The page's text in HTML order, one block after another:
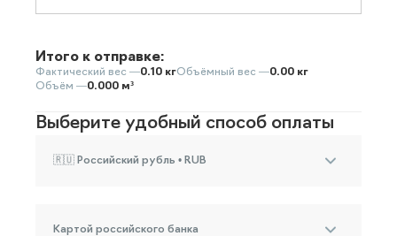
Итого к отправке:
Фактический вес —0.10 кгОбъёмный вес —0.00 кг
Объём —0.000 м³
Выберите удобный способ оплаты
🇷🇺 Российский рубль • RUB
Картой российского банка